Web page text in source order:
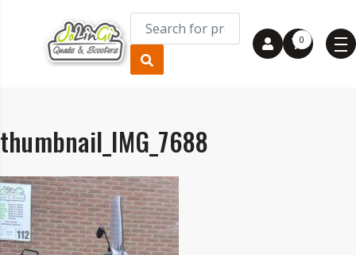
0
thumbnail_IMG_7688